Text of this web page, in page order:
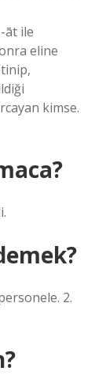
eline
kimse.
2.